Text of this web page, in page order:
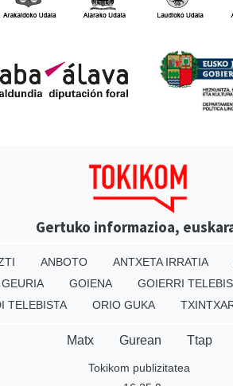
Gertuko informazioa,
ANBOTO ANTXETA IRRATIA
GEURIA GOIENA GOIERRI
TELEBISTA ORIO GUKA
Matx Gurean Ttap
Tokikom publizitatea